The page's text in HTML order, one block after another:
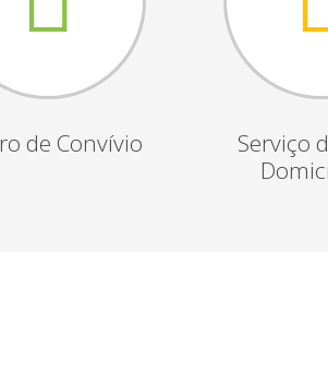
de Convívio
Serviço